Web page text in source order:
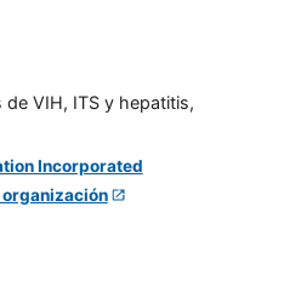
VIH, ITS y hepatitis,